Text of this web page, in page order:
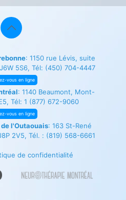
: 1150 rue Lévis, suite
5S6, Tél: (450) 704-4447
vous en ligne
: 1140 Beaumont, Mont-
Tél: 1 (877) 672-9060
vous en ligne
l'Outaouais: 163 St-René
2V5, Tél. : (819) 568-6661
de confidentialité